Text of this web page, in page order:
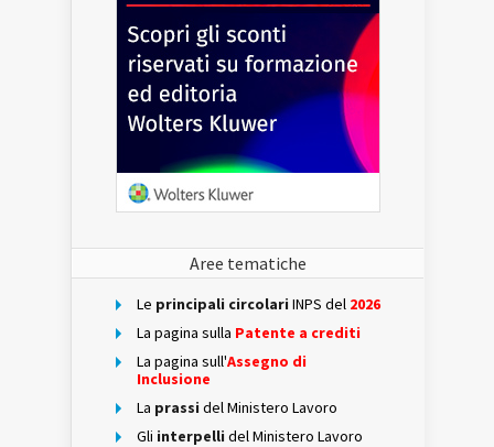
Aree tematiche
Le principali circolari INPS del 2026
La pagina sulla Patente a crediti
La pagina sull'Assegno di
Inclusione
La prassi del Ministero Lavoro
Gli interpelli del Ministero Lavoro